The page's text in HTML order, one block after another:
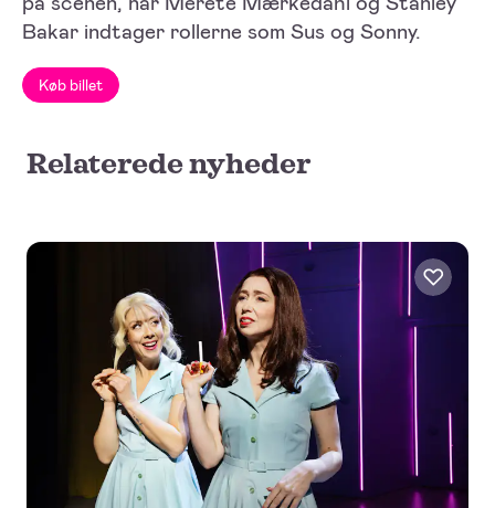
Bakar indtager rollerne som Sus og Sonny.
Køb billet
Relaterede nyheder